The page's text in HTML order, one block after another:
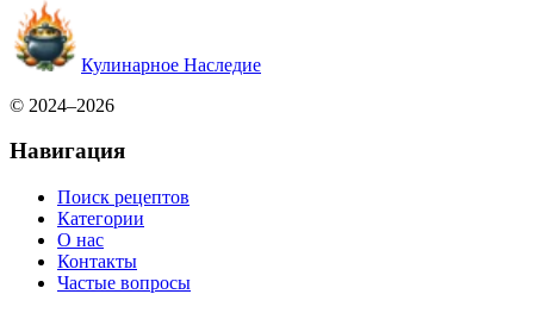
Кулинарное Наследие
© 2024–2026
Навигация
Поиск рецептов
Категории
О нас
Контакты
Частые вопросы